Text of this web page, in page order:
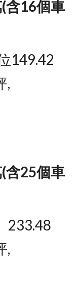
含16個車
149.42
,
含25個車
233.48
,